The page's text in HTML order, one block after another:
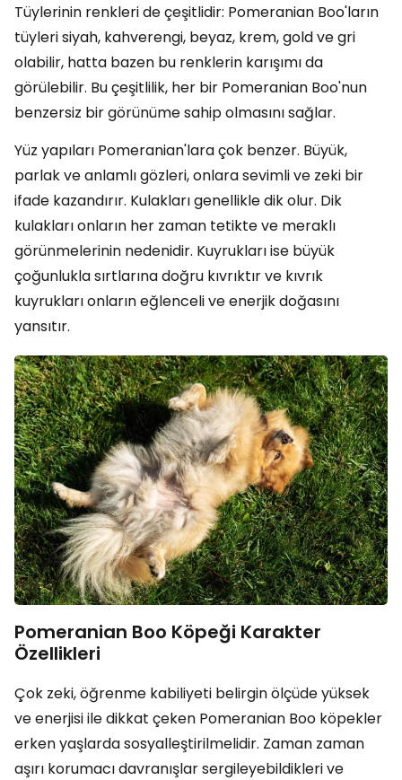
Tüylerinin renkleri de çeşitlidir: Pomeranian Boo'ların
tüyleri siyah, kahverengi, beyaz, krem, gold ve gri
olabilir, hatta bazen bu renklerin karışımı da
görülebilir. Bu çeşitlilik, her bir Pomeranian Boo'nun
benzersiz bir görünüme sahip olmasını sağlar.
Yüz yapıları Pomeranian'lara çok benzer. Büyük,
parlak ve anlamlı gözleri, onlara sevimli ve zeki bir
ifade kazandırır. Kulakları genellikle dik olur. Dik
kulakları onların her zaman tetikte ve meraklı
görünmelerinin nedenidir. Kuyrukları ise büyük
çoğunlukla sırtlarına doğru kıvrıktır ve kıvrık
kuyrukları onların eğlenceli ve enerjik doğasını
yansıtır.
Pomeranian Boo Köpeği Karakter
Özellikleri
Çok zeki, öğrenme kabiliyeti belirgin ölçüde yüksek
ve enerjisi ile dikkat çeken Pomeranian Boo köpekler
erken yaşlarda sosyalleştirilmelidir. Zaman zaman
aşırı korumacı davranışlar sergileyebildikleri ve